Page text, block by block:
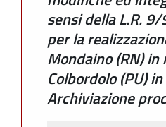
sensi della L.R.
per la
Mondaino (RN)
Colbordolo (PU)
Archiviazione